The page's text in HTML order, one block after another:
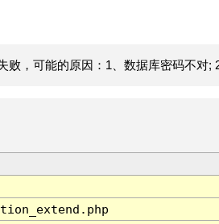
败，可能的原因：1、数据库密码不对;